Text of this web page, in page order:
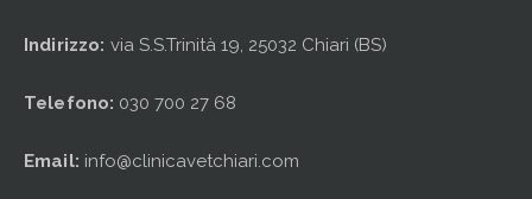
Indirizzo: via S.S.Trinità 19, 25032 Chiari (BS)
Telefono: 030 700 27 68
Email: info@clinicavetchiari.com